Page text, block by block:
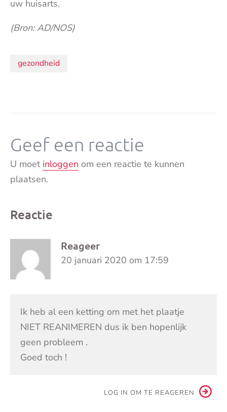
uw huisarts.
(Bron: AD/NOS)
Onderwerpen:
gezondheid
Geef een reactie
U moet inloggen om een reactie te kunnen
plaatsen.
Reactie
Reageer
20 januari 2020 om 17:59
Ik heb al een ketting om met het plaatje
NIET REANIMEREN dus ik ben hopenlijk
geen probleem .
Goed toch !
LOG IN OM TE REAGEREN